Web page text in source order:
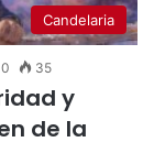
Candelaria
0 35
y
de la